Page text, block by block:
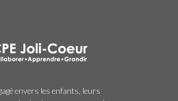
envers les enfants, leurs